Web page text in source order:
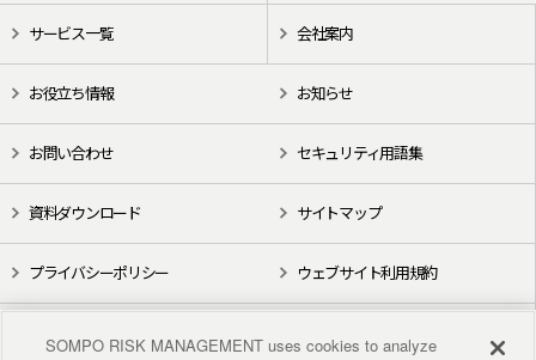
サービス一覧 会社案内
お役立ち情報 お知らせ
お問い合わせ セキュリティ用語集
資料ダウンロード サイトマップ
プライバシーポリシー ウェブサイト利用規約
X（旧Twitter） YouTube
SOMPO RISK MANAGEMENT uses cookies to analyze